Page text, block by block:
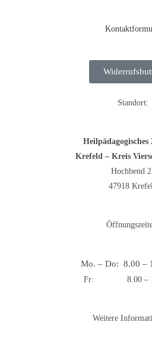
Standort:
Krefeld – Kreis
Hochbend
47918
Mo. – Do: 8.00 –
Fr: 8.00 –
Weitere